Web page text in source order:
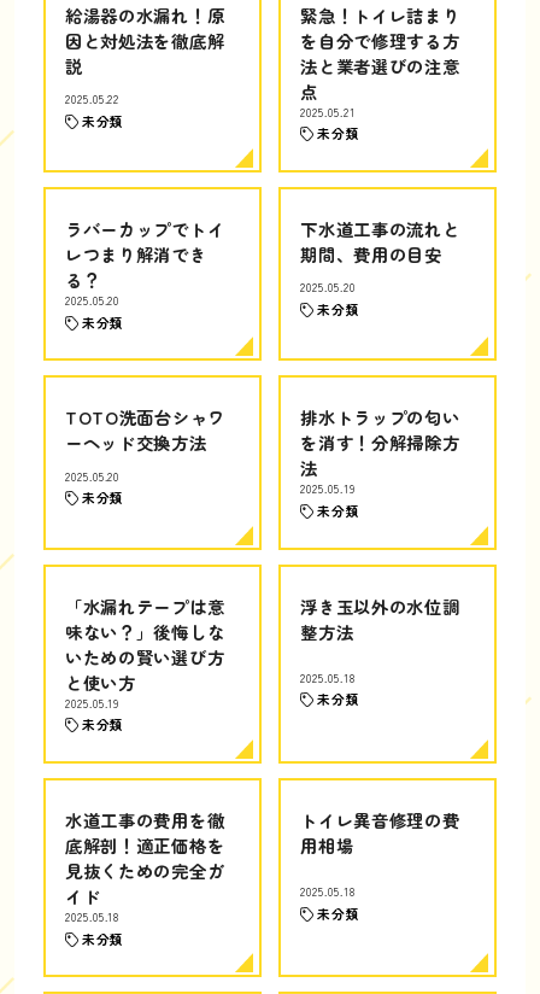
給湯器の水漏れ！原
因と対処法を徹底解
説
2025.05.22
未分類
緊急！トイレ詰まり
を自分で修理する方
法と業者選びの注意
点
2025.05.21
未分類
ラバーカップでトイ
レつまり解消でき
る？
2025.05.20
未分類
下水道工事の流れと
期間、費用の目安
2025.05.20
未分類
TOTO洗面台シャワ
ーヘッド交換方法
2025.05.20
未分類
排水トラップの匂い
を消す！分解掃除方
法
2025.05.19
未分類
「水漏れテープは意
味ない？」後悔しな
いための賢い選び方
と使い方
2025.05.19
未分類
浮き玉以外の水位調
整方法
2025.05.18
未分類
水道工事の費用を徹
底解剖！適正価格を
見抜くための完全ガ
イド
2025.05.18
未分類
トイレ異音修理の費
用相場
2025.05.18
未分類